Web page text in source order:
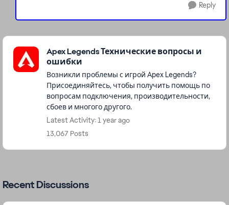
Reply
Featured Places
Apex Legends Технические вопросы и
ошибки
Возникли проблемы с игрой Apex Legends?
Присоединяйтесь, чтобы получить помощь по
вопросам подключения, производительности,
сбоев и многого другого.
Latest Activity: 1 year ago
13,067 Posts
Recent Discussions